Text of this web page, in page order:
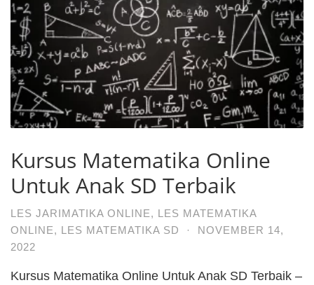
Kursus Matematika Online
Untuk Anak SD Terbaik
LES JARIMATIKA ONLINE, LES MATEMATIKA
ONLINE, LES MATEMATIKA SD ·
NOVEMBER 14,
2022
Kursus Matematika Online Untuk Anak SD Terbaik –